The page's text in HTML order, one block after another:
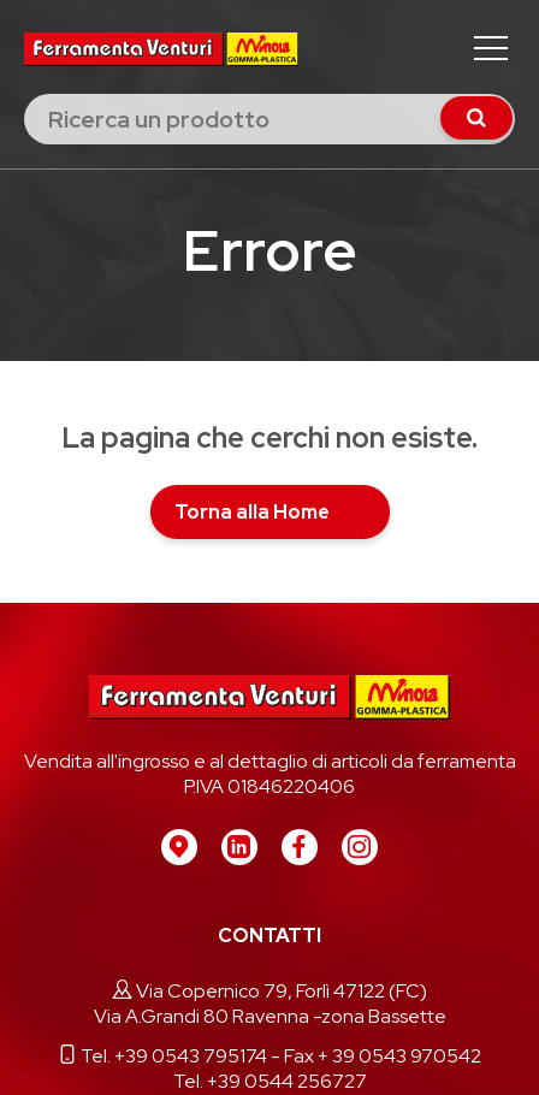
Errore
La pagina che cerchi non esiste.
Torna alla Home
Vendita all'ingrosso e al dettaglio di articoli da ferramenta
P.IVA 01846220406
CONTATTI
Via Copernico 79, Forlì 47122 (FC)
Via A.Grandi 80 Ravenna -zona Bassette
Tel. +39 0543 795174- Fax + 39 0543 970542
Tel. +39 0544 256727